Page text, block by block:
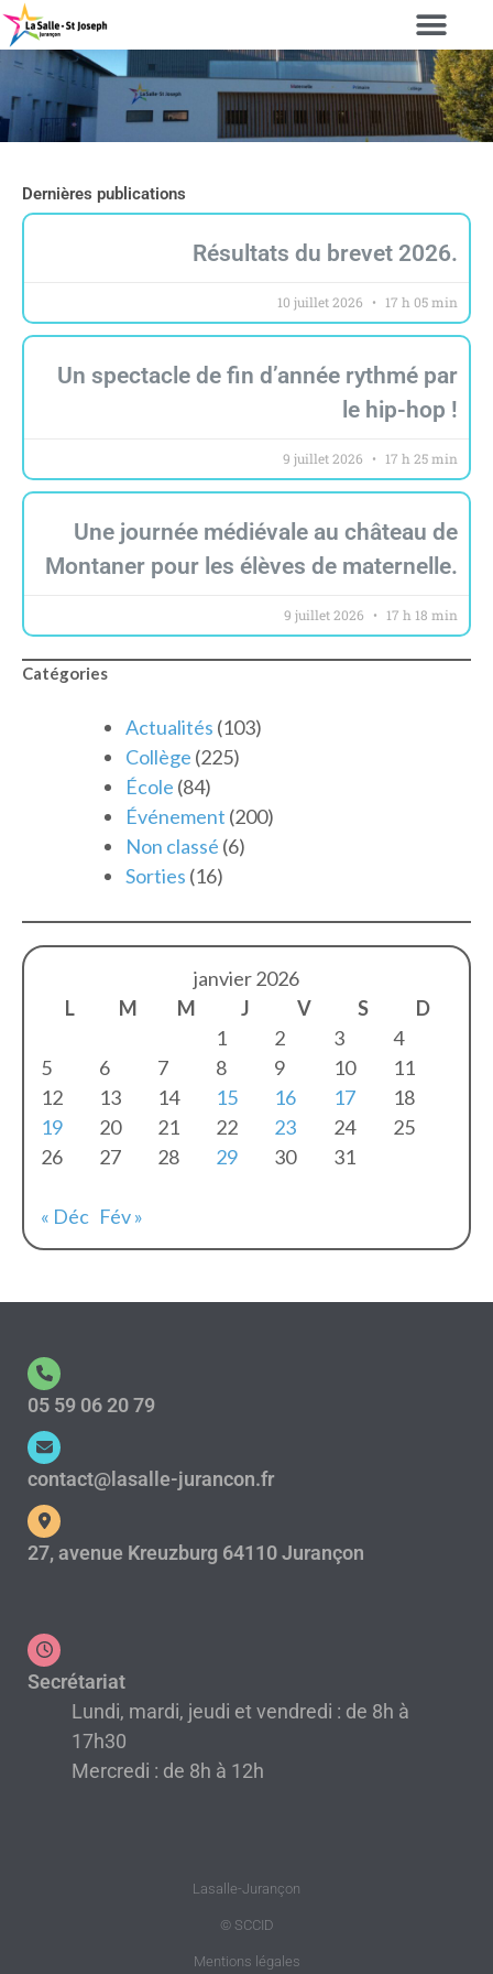
Dernières publications
Résultats du brevet 2026.
10 juillet 2026 17 h 05 min
Un spectacle de fin d’année rythmé par
le hip-hop !
9 juillet 2026 17 h 25 min
Une journée médiévale au château de
Montaner pour les élèves de maternelle.
9 juillet 2026 17 h 18 min
Catégories
Actualités (103)
Collège (225)
École (84)
Événement (200)
Non classé (6)
Sorties (16)
janvier 2026
L
M M J V S
D
1
2 3
4
5
6 7 8 9 10
11
12
13 14 15 16 17
18
19
20 21 22 23 24
25
26
27 28 29 30 31
« Déc Fév »
05 59 06 20 79
contact@lasalle-jurancon.fr
27, avenue Kreuzburg 64110 Jurançon
Secrétariat
Lundi, mardi, jeudi et vendredi : de 8h à
17h30
Mercredi : de 8h à 12h
Lasalle-Jurançon
© SCCID
Mentions légales